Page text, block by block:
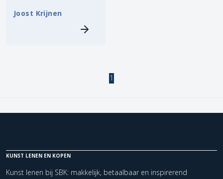
Joost Krijnen
1
KUNST LENEN EN KOPEN
Kunst lenen bij SBK: makkelijk, betaalbaar en inspirerend